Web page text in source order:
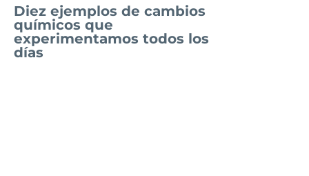
Diez ejemplos de cambios
químicos que
experimentamos todos los
días